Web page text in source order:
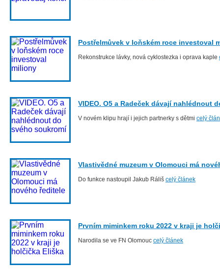
Postřelmůvek v loňském roce investoval
Rekonstrukce lávky, nová cyklostezka i oprava kaple
VIDEO. O5 a Radeček dávají nahlédnout
V novém klipu hrají i jejich partnerky s dětmi celý
Vlastivědné muzeum v Olomouci má
Do funkce nastoupil Jakub Ráliš celý článek
Prvním miminkem roku 2022 v kraji je
Narodila se ve FN Olomouc celý článek